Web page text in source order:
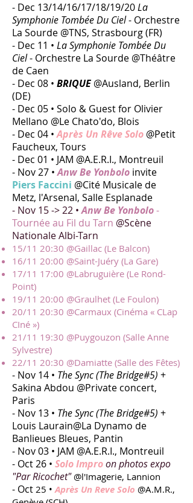
- Dec 13/14/16/17/18/19/20La
Symphonie Tombée Du Ciel- Orchestre
La Sourde @TNS, Strasbourg (FR)
- Dec 11 • La Symphonie Tombée Du
Ciel- Orchestre La Sourde @Théâtre
de Caen
- Dec 08 • BRIQUE@Ausland, Berlin
(DE)
- Dec 05 • Solo & Guest for Olivier
Mellano @Le Chato'do, Blois
- Dec 04 •Après Un Rêve Solo @Petit
Faucheux, Tours
- Dec 01 • JAM @A.E.R.I., Montreuil
- Nov 27 •Anw Be Yonbolo invite
Piers Faccini @Cité Musicale de
Metz, l'Arsenal, Salle Esplanade
- Nov 15 -> 22 •Anw Be Yonbolo-
Tournée au Fil du Tarn @Scène
Nationale Albi-Tarn
15/11 20:30 @Gaillac (Le Balcon)
16/11 20:00 @Saint-Juéry (La Gare)
17/11 17:00 @Labruguière (Le Rond-
Point)
19/11 20:00 @Graulhet (Le Foulon)
20/11 20:30 @Carmaux (Cinéma « CLap
CIné »)
21/11 19:30 @Puygouzon (Salle Anne
Sylvestre)
22/11 20:30 @Damiatte (Salle des Fêtes)
- Nov 14 • The Sync (The Bridge#5) +
Sakina Abdou @Private concert,
Paris
- Nov 13 • The Sync (The Bridge#5) +
Louis Laurain@La Dynamo de
Banlieues Bleues, Pantin
- Nov 03 • JAM @A.E.R.I., Montreuil
- Oct 26 • Solo Improon photos expo
"Par Ricochet" @l'Imagerie, Lannion
- Oct 25 •Après Un Reve Solo @A.M.R.,